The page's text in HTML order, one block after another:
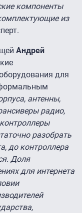
компоненты
из
Андрей
для
антенны,
радио,
разобрать
до контроллера
Доля
для интернета